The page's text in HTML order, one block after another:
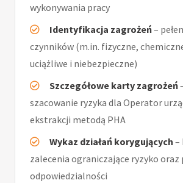
wykonywania pracy
Identyfikacja zagrożeń–
czynników (m.in. fizyczne,
uciążliwe i niebezpieczne)
Szczegółowe karty zagrożeń
szacowanie ryzyka dla Operator
ekstrakcji metodą PHA
Wykaz działań korygujących –
zalecenia ograniczające ryzyko oraz
odpowiedzialności